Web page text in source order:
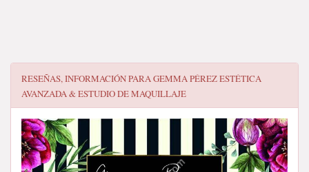
RESEÑAS, INFORMACIÓN PARAGEMMA PÉREZ ESTÉTICA
AVANZADA & ESTUDIO DE MAQUILLAJE